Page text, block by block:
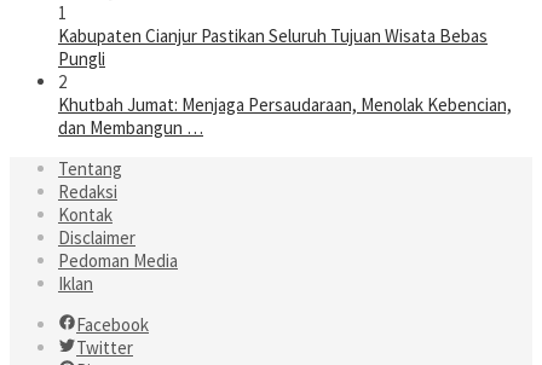
1
Kabupaten Cianjur Pastikan Seluruh Tujuan Wisata Bebas
Pungli
2
Khutbah Jumat: Menjaga Persaudaraan, Menolak Kebencian,
dan Membangun …
Tentang
Redaksi
Kontak
Disclaimer
Pedoman Media
Iklan
Facebook
Twitter